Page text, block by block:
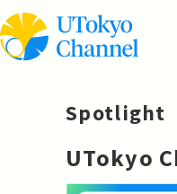
Spotlight
UTokyo